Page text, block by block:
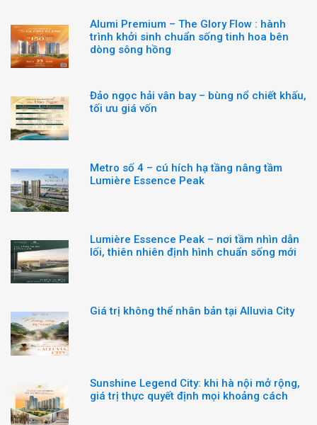
Alumi Premium – The Glory Flow : hành
trình khởi sinh chuẩn sống tinh hoa bên
dòng sông hồng
Đảo ngọc hải vân bay – bùng nổ chiết khấu,
tối ưu giá vốn
Metro số 4 – cú hích hạ tầng nâng tầm
Lumière Essence Peak
Lumière Essence Peak – nơi tầm nhìn dẫn
lối, thiên nhiên định hình chuẩn sống mới
Giá trị không thể nhân bản tại Alluvia City
Sunshine Legend City: khi hà nội mở rộng,
giá trị thực quyết định mọi khoảng cách